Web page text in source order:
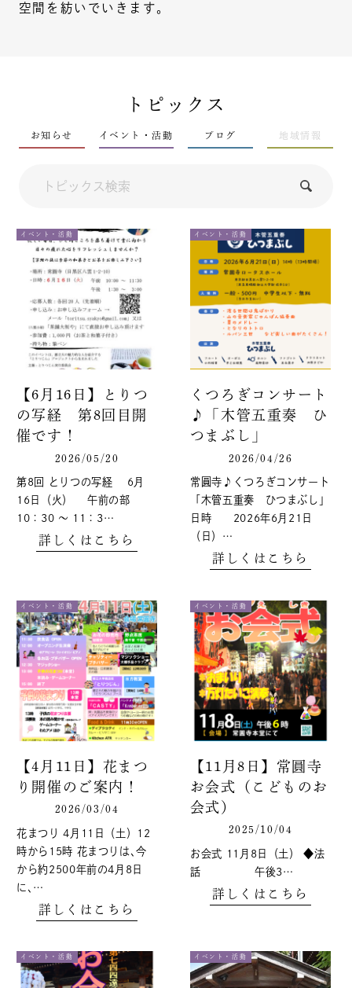
空間を紡いでいきます。
トピックス
お知らせ イベント・活動 ブログ 地域情報
イベント・活動
【6月16日】とりつ
の写経 第8回目開
催です！
2026/05/20
第8回 とりつの写経 6月
16日（火） 午前の部
10：30 ～ 11：3…
詳しくはこちら
イベント・活動
くつろぎコンサート
♪「木管五重奏 ひ
つまぶし」
2026/04/26
常圓寺♪くつろぎコンサート
「木管五重奏 ひつまぶし」
日時 2026年6月21日
（日）…
詳しくはこちら
イベント・活動
【4月11日】花まつ
り開催のご案内！
2026/03/04
花まつり 4月11日（土）12
時から15時 花まつりは､今
から約2500年前の4月8日
に､…
詳しくはこちら
イベント・活動
【11月8日】常圓寺
お会式（こどものお
会式）
2025/10/04
お会式 11月8日（土） ◆法
話 午後3…
詳しくはこちら
イベント・活動 イベント・活動